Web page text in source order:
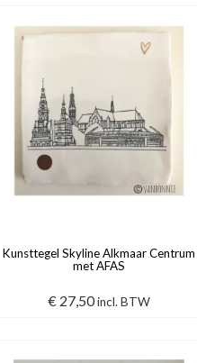
Kunsttegel Skyline Alkmaar Centrum
met AFAS
€ 27,50incl. BTW